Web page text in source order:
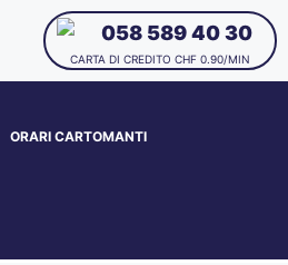
058 589 40 30
CARTA DI CREDITO CHF 0.90/MIN
ORARI CARTOMANTI